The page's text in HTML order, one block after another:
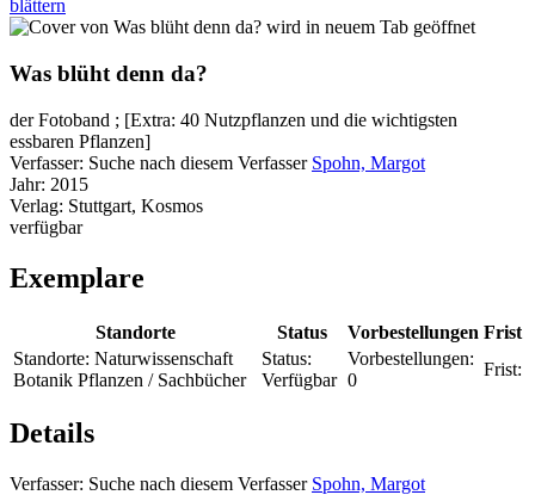
blättern
wird in neuem Tab geöffnet
Was blüht denn da?
der Fotoband ; [Extra: 40 Nutzpflanzen und die wichtigsten
essbaren Pflanzen]
Verfasser: Suche nach diesem Verfasser Spohn, Margot
Jahr: 2015
Verlag: Stuttgart, Kosmos
verfügbar
Exemplare
Standorte Status Vorbestellungen Frist
Standorte: Naturwissenschaft
Botanik Pflanzen / Sachbücher
Status:
Verfügbar
Vorbestellungen:
0
Frist:
Details
Verfasser: Suche nach diesem Verfasser Spohn, Margot